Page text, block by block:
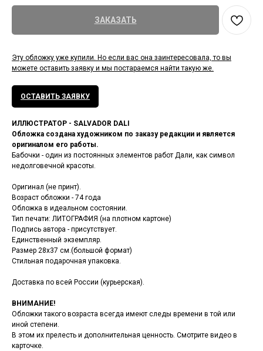
ЗАКАЗАТЬ
Эту обложку уже купили. Но если вас она заинтересовала, то вы
можете оставить заявку и мы постараемся найти такую же.
ОСТАВИТЬ ЗАЯВКУ
ИЛЛЮСТРАТОР - SALVADOR DALI
Обложка создана художником по заказу редакции и является
оригиналом его работы.
Бабочки - один из постоянных элементов работ Дали, как символ
недолговечной красоты.
Оригинал (не принт).
Возраст обложки - 74 года
Обложка в идеальном состоянии.
Тип печати: ЛИТОГРАФИЯ (на плотном картоне)
Подпись автора - присутствует.
Единственный экземпляр.
Размер 28х37 см.(большой формат)
Стильная подарочная упаковка.
Доставка по всей России (курьерская).
ВНИМАНИЕ!
Обложки такого возраста всегда имеют следы времени в той или
иной степени.
В этом их прелесть и дополнительная ценность. Смотрите видео в
карточке.